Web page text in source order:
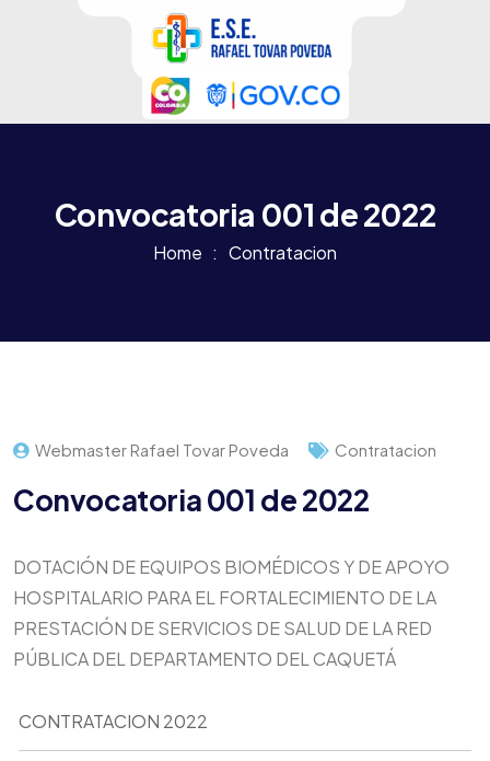
Convocatoria 001 de 2022
Home Contratacion
Webmaster Rafael Tovar Poveda Contratacion
Convocatoria 001 de 2022
DOTACIÓN DE EQUIPOS BIOMÉDICOS Y DE APOYO
HOSPITALARIO PARA EL FORTALECIMIENTO DE LA
PRESTACIÓN DE SERVICIOS DE SALUD DE LA RED
PÚBLICA DEL DEPARTAMENTO DEL CAQUETÁ
CONTRATACION 2022